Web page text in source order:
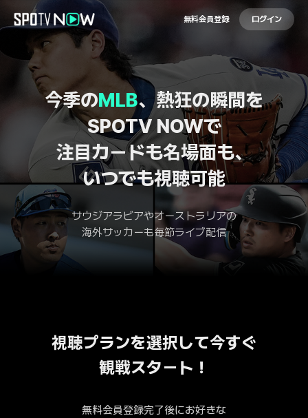
無料会員登録 ログイン
今季のMLB、熱狂の瞬間を
SPOTV NOWで
注目カードも名場面も、
いつでも視聴可能
サウジアラビアやオーストラリアの
海外サッカーも毎節ライブ配信
視聴プランを選択して今すぐ
観戦スタート！
無料会員登録完了後にお好きな